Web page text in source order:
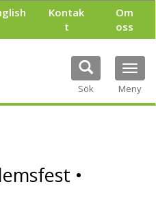
Kontak
t
Om
oss
Sök Meny
•